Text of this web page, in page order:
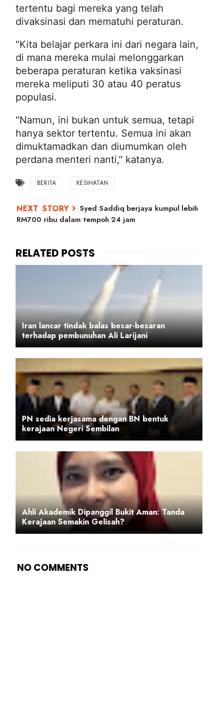
tertentu bagi mereka yang telah
divaksinasi dan mematuhi peraturan.
"Kita belajar perkara ini dari negara lain,
di mana mereka mulai melonggarkan
beberapa peraturan ketika vaksinasi
mereka meliputi 30 atau 40 peratus
populasi.
"Namun, ini bukan untuk semua, tetapi
hanya sektor tertentu. Semua ini akan
dimuktamadkan dan diumumkan oleh
perdana menteri nanti," katanya.
BERITA KESIHATAN
Syed Saddiq berjaya kumpul lebih
RM700 ribu dalam tempoh 24 jam
Iran lancar tindak balas besar-besaran
terhadap pembunuhan Ali Larijani
PN sedia kerjasama dengan BN bentuk
kerajaan Negeri Sembilan
Ahli Akademik Dipanggil Bukit Aman: Tanda
Kerajaan Semakin Gelisah?
NO COMMENTS